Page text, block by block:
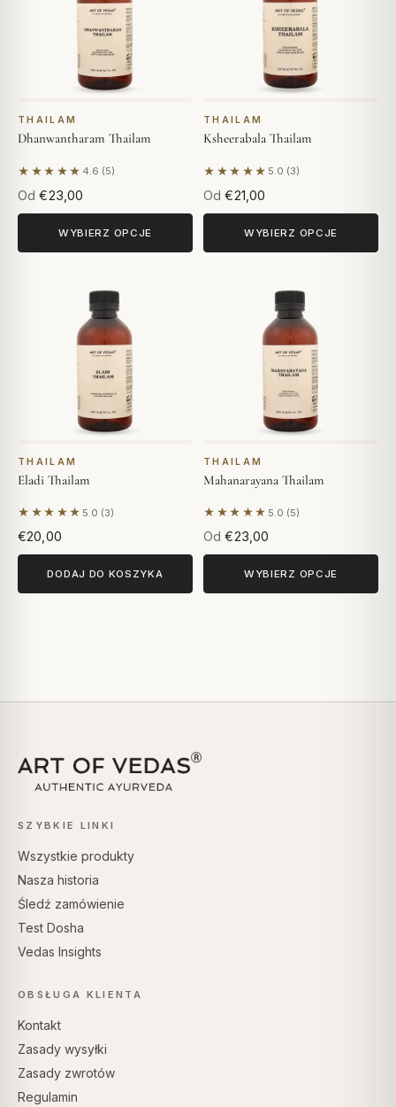
THAILAM
Dhanwantharam Thailam
★★★★★ 4.6 (5)
Na podstawie 5 opinii
Od €23,00
WYBIERZ OPCJE
THAILAM
Ksheerabala Thailam
★★★★★ 5.0 (3)
Na podstawie 3 opinii
Od €21,00
WYBIERZ OPCJE
THAILAM
Eladi Thailam
★★★★★ 5.0 (3)
Na podstawie 3 opinii
€20,00
DODAJ DO KOSZYKA
THAILAM
Mahanarayana Thailam
★★★★★ 5.0 (5)
Na podstawie 5 opinii
Od €23,00
WYBIERZ OPCJE
SZYBKIE LINKI
Wszystkie produkty
Nasza historia
Śledź zamówienie
Test Dosha
Vedas Insights
OBSŁUGA KLIENTA
Kontakt
Zasady wysyłki
Zasady zwrotów
Regulamin